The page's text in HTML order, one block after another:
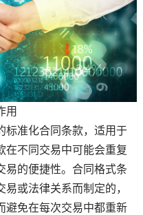
用
准化合同条款，适用于
在不同交易中可能会重复
易的便捷性。合同格式条
或法律关系而制定的，
避免在每次交易中都重新